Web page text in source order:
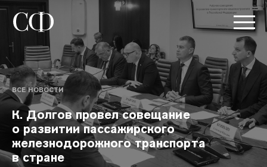
ВСЕ НОВОСТИ
К. Долгов провел совещание
о развитии пассажирского
железнодорожного транспорта
в стране